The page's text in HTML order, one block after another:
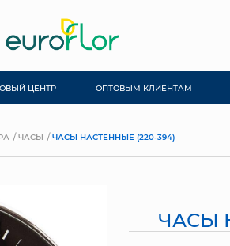
ЦЕНТР ОПТОВЫМ КЛИЕНТАМ
ЧАСЫ ЧАСЫ НАСТЕННЫЕ (220-394)
ЧАСЫ